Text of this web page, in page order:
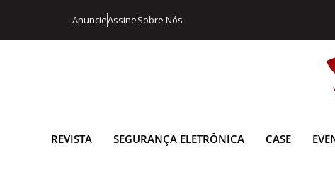
AnuncieAssineSobre Nós
REVISTA SEGURANÇA ELETRÔNICA CASE